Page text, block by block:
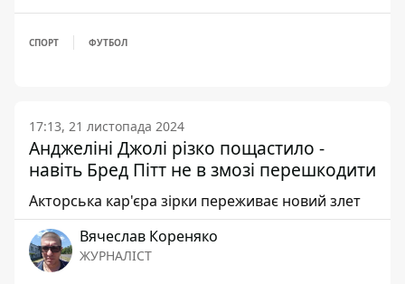
СПОРТ ФУТБОЛ
17:13, 21 листопада 2024
Анджеліні Джолі різко пощастило -
навіть Бред Пітт не в змозі перешкодити
Акторська кар'єра зірки переживає новий злет
Вячеслав Кореняко
ЖУРНАЛІСТ